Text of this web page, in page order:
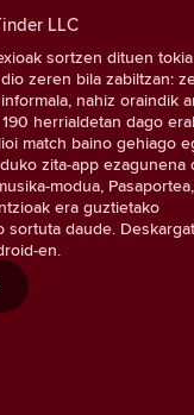
LLC
sortzen dituen
zeren bila zabiltzan:
nahiz oraindik
herrialdetan dago
match baino gehiago
zita-app ezagunena
modua,
era guztietako
sortuta daude.
en.